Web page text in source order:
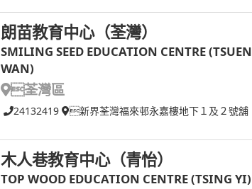
朗苗教育中心（荃灣）
SMILING SEED EDUCATION CENTRE (TSUEN
WAN)
荃灣區
24132419 新界荃灣福來邨永嘉樓地下１及２號舖
木人巷教育中心（青怡）
TOP WOOD EDUCATION CENTRE (TSING YI)